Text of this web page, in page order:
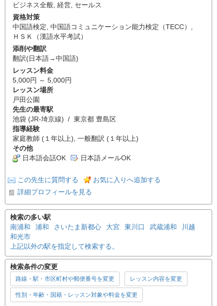
ビジネス全般 経営 セールス
資格対策
中国語検定 中国語コミュニケーション能力検定（TECC）
ＨＳＫ（漢語水平考試）
添削や翻訳
翻訳(日本語→中国語)
レッスン料金
5,000円 ～ 5,000円
レッスン場所
戸田公園
先生の最寄駅
池袋 (JR-埼京線) / 東京都 豊島区
指導経験
家庭教師 (１年以上), 一般翻訳 (１年以上)
その他
日本語会話OK
日本語メールOK
この先生に質問する
お気に入りへ追加する
詳細プロフィールを見る
検索の多い駅
南浦和
浦和 さいたま新都心 大宮 東川口 武蔵浦和
川越
和光市
上記以外の駅を指定して検索する。
検索条件の変更
路線・駅・市区町村や郵便番号を変更 レッスン内容を変更
性別・年齢・国籍・レッスン対象や料金を変更